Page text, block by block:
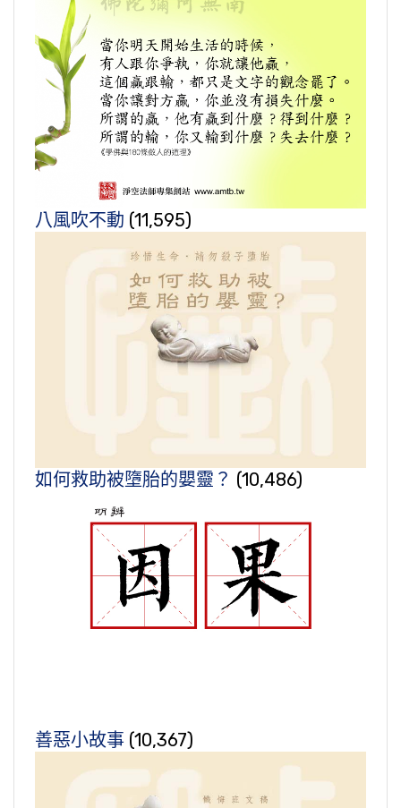
八風吹不動 (11,595)
如何救助被墮胎的嬰靈？ (10,486)
善惡小故事 (10,367)